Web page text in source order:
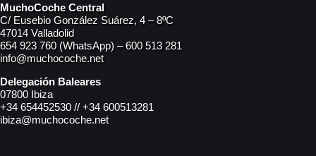
MuchoCoche Central
C/ Eusebio González Suárez, 4 – 8ºC
47014 Valladolid
654 923 760 (WhatsApp) – 600 513 281
info@muchocoche.net
Delegación Baleares
07800 Ibiza
+34 654452530 // +34 600513281
ibiza@muchocoche.net